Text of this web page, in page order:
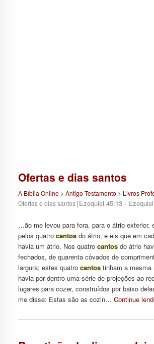
Ofertas e dias santos
A Bíblia Online> Antigo Testamento > Livros
Ofertas e dias santos [Ezequiel 45:13 -
…ão me levou para fora, para o átrio exterior,
pelos quatro cantosdo átrio; e eis que em
havia um átrio. Nos quatro cantosdo átrio
fechados, de quarenta côvados de
largura; estes quatro cantostinham a mesma
havia por dentro uma série de projeções ao
lugares para cozer, construídos por baixo
me disse: Estas são as cozin… Continue